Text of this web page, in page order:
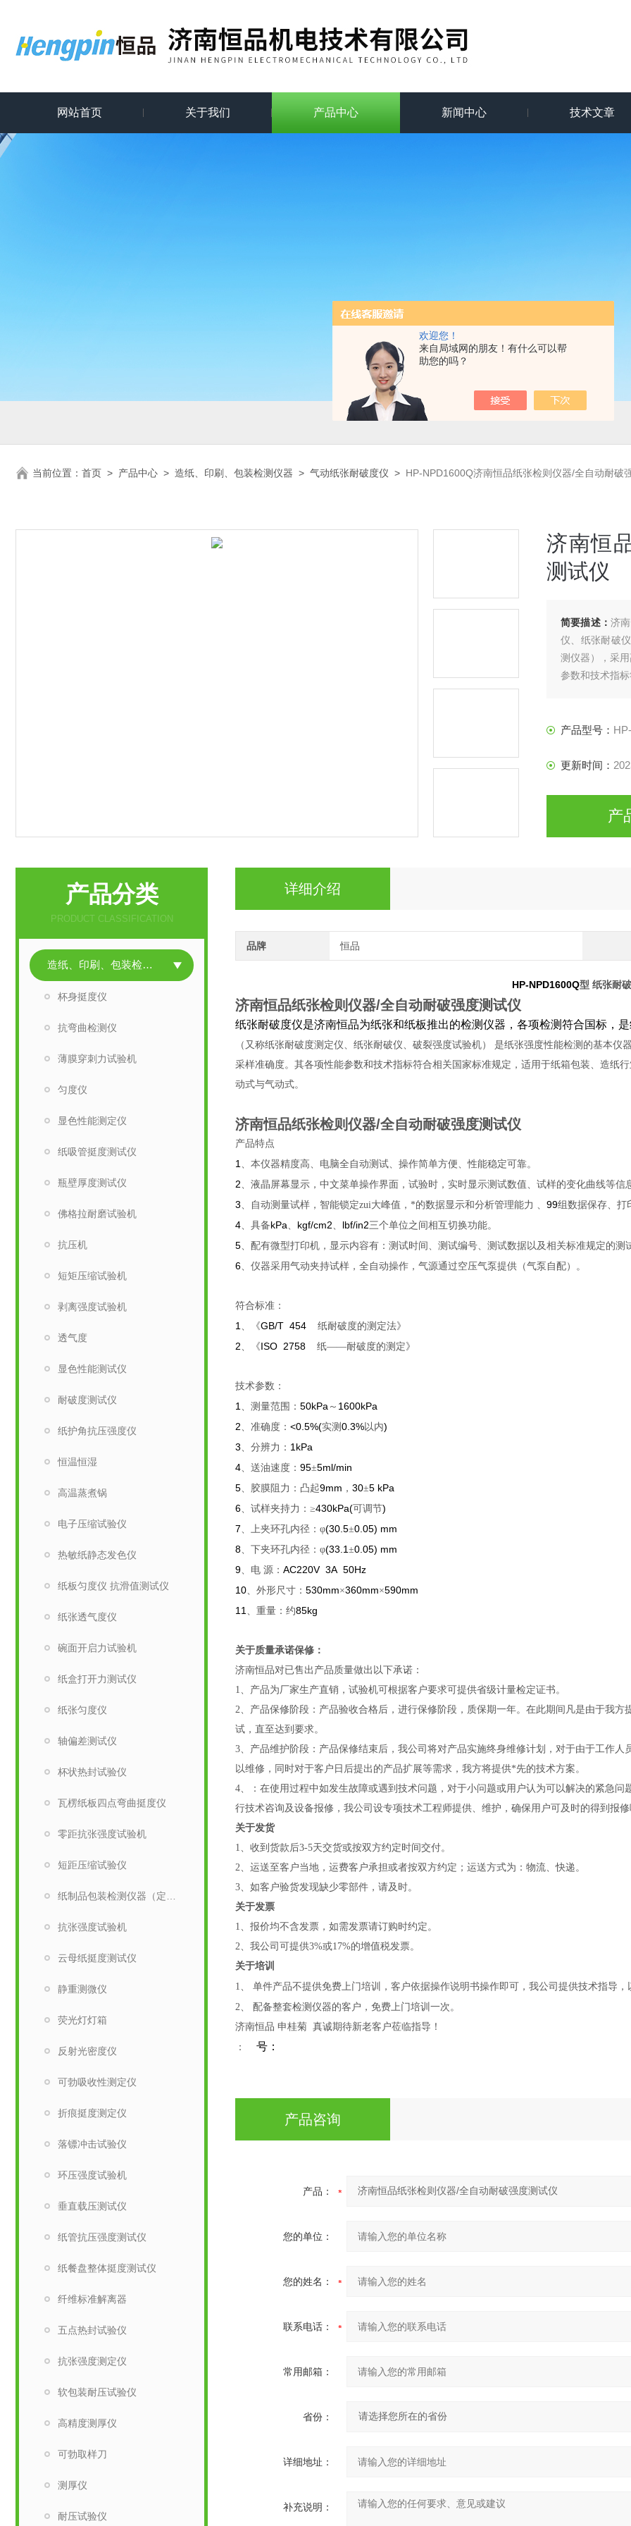
欢迎您！
来自局域网的朋友！有什么可以帮
助您的吗？
网站首页 关于我们 产品中心 新闻中心 技术文章
当前位置： 首页 > 产品中心 > 造纸、印刷、包装检测仪器 > 气动纸张耐破度仪 > HP-NPD1600Q济南恒品纸张检则仪器/全自动耐破
济南恒
测试仪
简要描述：济
仪、纸张耐破
测仪器），采
参数和技术指
产品型号：
更新时间：
产
详细介绍
品牌 恒品
HP-NPD1600Q型 纸张耐
济南恒品纸张检则仪器/全自动耐破强度测试仪
纸张耐破度仪是济南恒品为纸张和纸板推出的检测仪器，各项检测符合国标，
（又称纸张耐破度测定仪、纸张耐破仪、破裂强度试验机）
是纸张强度性能检测的基本仪
采样准确度。其各项性能参数和技术指标符合相关国家标准规定，适用于纸箱包装、造纸
动式与气动式。
济南恒品纸张检则仪器/全自动耐破强度测试仪
产品特点
1 、本仪器精度高、电脑全自动测试、操作简单方便、性能稳定可靠。
2、液晶屏幕显示，中文菜单操作界面，试验时，实时显示测试数值、试样的变化曲线等信
3、自动测量试样，智能锁定zui大峰值，*的数据显示和分析管理能力 、 99组数据保存、打
4、具备kPa、 kgf/cm2、 lbf/in2三个单位之间相互切换功能。
5、配有微型打印机，显示内容有：测试时间、测试编号、测试数据以及相关标准规定的测
6、仪器采用气动夹持试样，全自动操作，气源通过空压气泵提供（气泵自配）。
符合标准：
1 、《GB/T 454 纸耐破度的测定法》
2、《ISO 2758 纸——耐破度的测定》
技术参数：
1 、测量范围： 50kPa ～ 1600kPa
2、准确度： <0.5%(实测 0.3%以内)
3、分辨力： 1kPa
4、送油速度： 95±5ml/min
5、胶膜阻力：凸起9mm ， 30±5 kPa
6、试样夹持力：≥430kPa(可调节)
7、上夹环孔内径：φ(30.5±0.05) mm
8、下夹环孔内径：φ(33.1 ±0.05) mm
9、电 源： AC220V 3A 50Hz
10、外形尺寸： 530mm×360mm×590mm
11 、重量：约85kg
关于质量承诺保修：
济南恒品对已售出产品质量做出以下承诺：
1、产品为厂家生产直销，试验机可根据客户要求可提供省级计量检定证书。
2、产品保修阶段：产品验收合格后，进行保修阶段 ，质保期一年。在此期间凡是由于我方
试，直至达到要求。
3、产品维护阶段：产品保修结束后，我公司将对产品实施终身维修计划，对于由于工作
以维修，同时对于客户日后提出的产品扩展等需求，我方将提供*先的技术方案。
4、： 在使用过程中如发生故障或遇到技术问题，对于小问题或用户认为可以解决的紧急
行技术咨询及设备报修，我公司设专项技术工程师提供、维护，确保用户可及时的得到报
关于发货
1、收到货款后3-5天交货或按双方约定时间交付。
2、运送至客户当地，运费客户承担或者按双方约定；运送方式为：物流、快递。
3、如客户验货发现缺少零部件，请及时。
关于发票
1、报价均不含发票，如需发票请订购时约定。
2、我公司可提供3%或17%的增值税发票。
关于培训
1、
单件产品不提供免费上门培训，客户依据操作说明书操作即可，我公司提供技术指导，
2、
配备整套检测仪器的客户，免费上门培训一次。
济南恒品 申桂菊 真诚期待新老客户莅临指导！
：
号：
产品咨询
产品：
您的单位：
您的姓名：
联系电话：
常用邮箱：
省份：
详细地址：
补充说明：
产品分类
PRODUCT CLASSIFICATION
造纸、印刷、包装检测仪器
杯身挺度仪
抗弯曲检测仪
薄膜穿刺力试验机
匀度仪
显色性能测定仪
纸吸管挺度测试仪
瓶壁厚度测试仪
佛格拉耐磨试验机
抗压机
短矩压缩试验机
剥离强度试验机
透气度
显色性能测试仪
耐破度测试仪
纸护角抗压强度仪
恒温恒湿
高温蒸煮锅
电子压缩试验仪
热敏纸静态发色仪
纸板匀度仪 抗滑值测试仪
纸张透气度仪
碗面开启力试验机
纸盒打开力测试仪
纸张匀度仪
轴偏差测试仪
杯状热封试验仪
瓦楞纸板四点弯曲挺度仪
零距抗张强度试验机
短距压缩试验仪
抗张强度试验机
云母纸挺度测试仪
静重测微仪
荧光灯灯箱
反射光密度仪
可勃吸收性测定仪
折痕挺度测定仪
落镖冲击试验仪
环压强度试验机
垂直载压测试仪
纸管抗压强度测试仪
纸餐盘整体挺度测试仪
纤维标准解离器
五点热封试验仪
抗张强度测定仪
软包装耐压试验仪
高精度测厚仪
可勃取样刀
测厚仪
耐压试验仪